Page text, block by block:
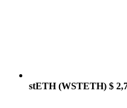
stETH(WSTETH) $